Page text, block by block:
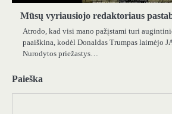
Mūsų vyriausiojo redaktoriaus
Atrodo, kad visi mano pažįstami turi
paaiškina, kodėl Donaldas Trumpas laimėjo
Nurodytos priežastys…
Paieška